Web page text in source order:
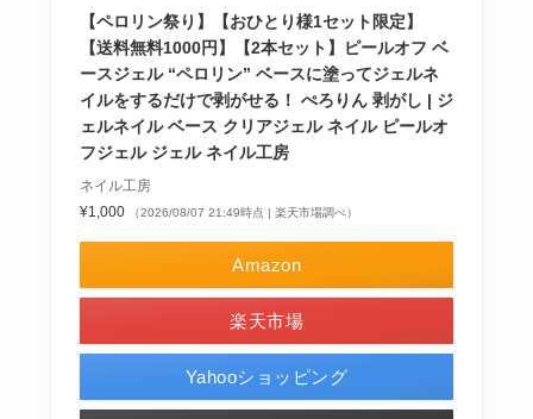
【ペロリン祭り】【おひとり様1セット限定】
【送料無料1000円】【2本セット】ピールオフ ベ
ースジェル “ペロリン” ベースに塗ってジェルネ
イルをするだけで剥がせる！ ぺろりん 剥がし | ジ
ェルネイル ベース クリアジェル ネイル ピールオ
フジェル ジェル ネイル工房
ネイル工房
¥1,000
（2026/08/07 21:49時点 | 楽天市場調べ）
Amazon
楽天市場
Yahooショッピング